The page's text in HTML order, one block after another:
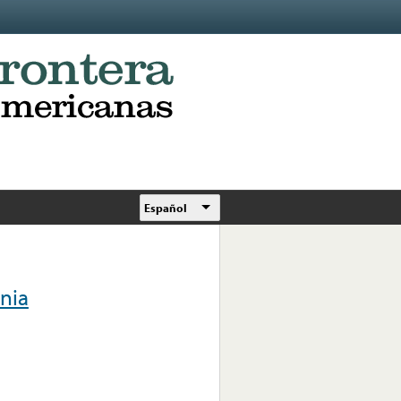
Español